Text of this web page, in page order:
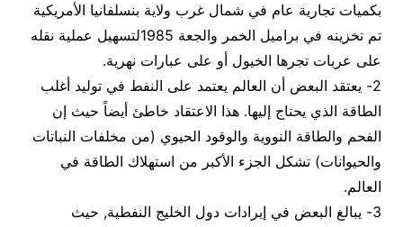
بكميات تجارية عام في شمال غرب ولاية بنسلفانيا الأمريكية
تم تخزينه في براميل الخمر والجعة 1985لتسهيل عملية نقله
على عربات تجرها الخيول أو على عبارات نهرية.
2- يعتقد البعض أن العالم يعتمد على النفط في توليد أغلب
الطاقة الذي يحتاج إليها. هذا الاعتقاد خاطئ أيضاً حيث إن
الفحم والطاقة النووية والوقود الحيوي (من مخلفات النباتات
والحيوانات) تشكل الجزء الأكبر من استهلاك الطاقة في
العالم.
3- يبالغ البعض في إيرادات دول الخليج النفطية, حيث